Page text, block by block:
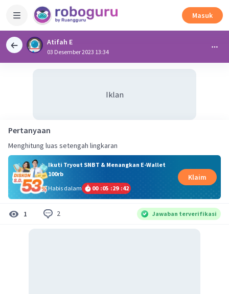
Masuk
Atifah E
03 Desember 2023 13:34
Iklan
Pertanyaan
Menghitung luas setengah lingkaran
Ikuti Tryout SNBT & Menangkan E-Wallet
100rb
Habis dalam
00 :05 :29 :42
Klaim
1 2 Jawaban terverifikasi